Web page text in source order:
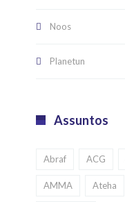
Noos
Planetun
Assuntos
Abraf ACG
AMMA Ateha